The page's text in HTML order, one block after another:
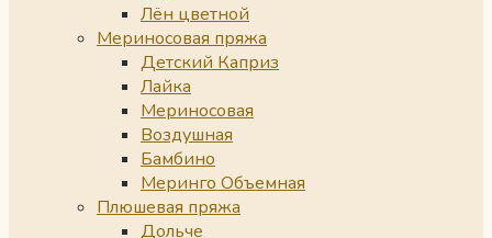
Лён цветной
Мериносовая пряжа
Детский Каприз
Лайка
Мериносовая
Воздушная
Бамбино
Меринго Объемная
Плюшевая пряжа
Дольче